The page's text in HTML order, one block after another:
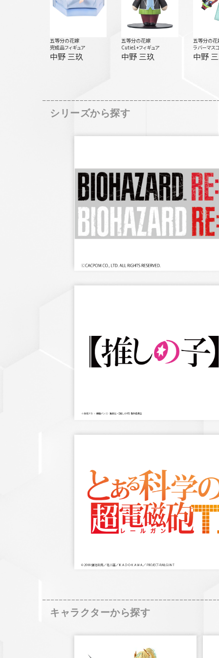
五等分の花嫁
完成品フィギュア
中野 三玖
五等分の花嫁
Cutie1+フィギュア
中野 三玖
五等分の花
ラバーマス
中野
シリーズから探す
キャラクターから探す